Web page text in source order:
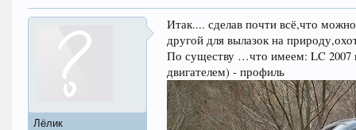
Лёлик
Итак.... сделав почти всё,что
другой для вылазок на
По существу …что имеем: LC 2007
двигателем) - профиль